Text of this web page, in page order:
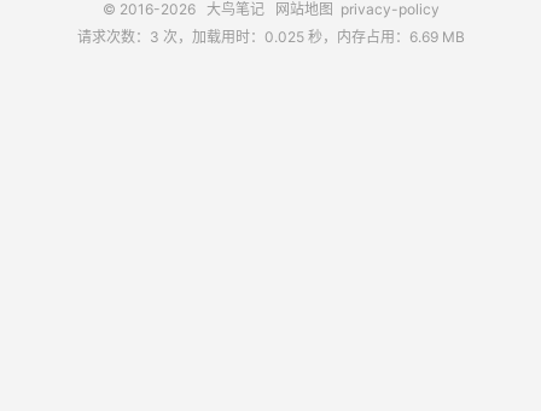
© 2016-2026 大鸟笔记 网站地图 privacy-policy
请求次数：3 次，加载用时：0.025 秒，内存占用：6.69 MB